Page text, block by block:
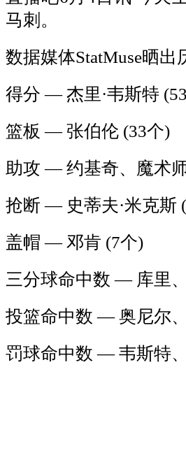
马刺。
数据媒体StatMuse晒
得分 — 杰里·韦斯特
篮板 — 张伯伦 (33个)
助攻 — 约基奇、魔术
抢断 — 史蒂夫·米克斯
盖帽 — 邓肯 (7个)
三分球命中数 — 库里
投篮命中数 — 奥尼尔
罚球命中数 — 韦斯特